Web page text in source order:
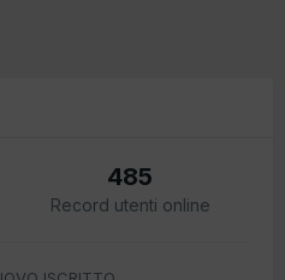
485
Record utenti online